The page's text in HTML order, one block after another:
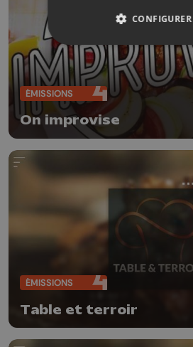
ÉMISSIONS
On improvise
ÉMISSIONS
Table et terroir
CONFIGURER